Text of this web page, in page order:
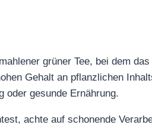
grüner Tee, bei dem
Gehalt an pflanzlichen
oder gesunde Ernährung.
achte auf schonende